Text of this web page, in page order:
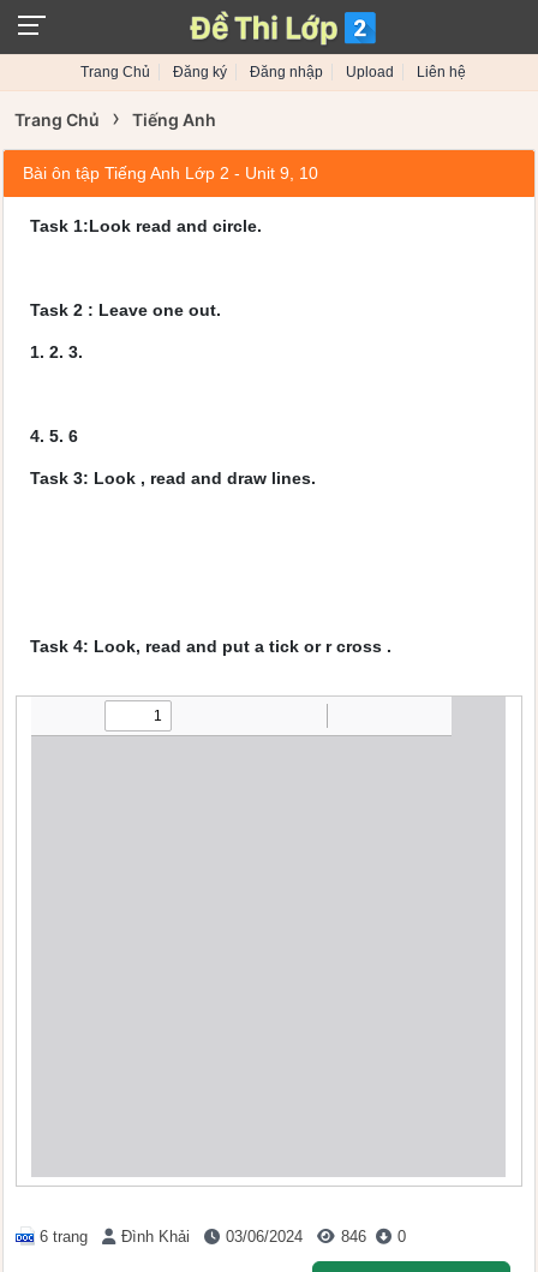
Trang Chủ Đăng ký Đăng nhập Upload Liên hệ
Trang Chủ › Tiếng Anh
Bài ôn tập Tiếng Anh Lớp 2 - Unit 9, 10
Task 1:Look read and circle.
Task 2 : Leave one out.
1. 2. 3.
4. 5. 6
Task 3: Look , read and draw lines.
Task 4: Look, read and put a tick or r cross .
6 trang Đình Khải 03/06/2024 846 0